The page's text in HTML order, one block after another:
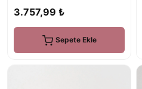
3.757,99 ₺
Sepete Ekle